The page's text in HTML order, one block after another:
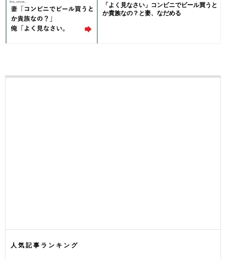
「よく見なさい」コンビニでビール買うと
か貴族なの？と妻、なだめる
人気記事ランキング